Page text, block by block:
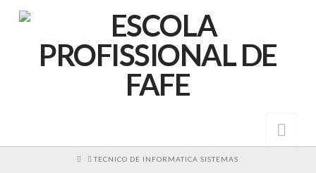
HOME
TECNICO DE INFORMATICA SISTEMAS